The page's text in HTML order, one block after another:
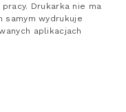
Drukarka nie ma
samym wydrukuje
aplikacjach